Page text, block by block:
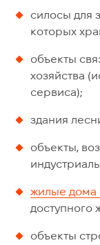
силосы для
которых
объекты
хозяйства
сервиса);
здания
объекты,
жилые дома
доступного
объекты